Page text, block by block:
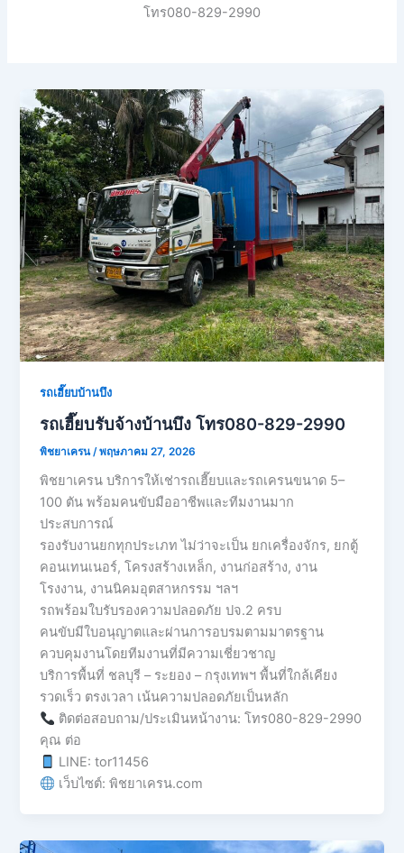
โทร080-829-2990
รถเฮี๊ยบบ้านบึง
รถเฮี๊ยบรับจ้างบ้านบึง โทร080-829-2990
พิชยาเครน /พฤษภาคม 27, 2026
พิชยาเครน บริการให้เช่ารถเฮี๊ยบและรถเครนขนาด 5–
100 ตัน พร้อมคนขับมืออาชีพและทีมงานมาก
ประสบการณ์
รองรับงานยกทุกประเภท ไม่ว่าจะเป็น ยกเครื่องจักร, ยกตู้
คอนเทนเนอร์, โครงสร้างเหล็ก, งานก่อสร้าง, งาน
โรงงาน, งานนิคมอุตสาหกรรม ฯลฯ
รถพร้อมใบรับรองความปลอดภัย ปจ.2 ครบ
คนขับมีใบอนุญาตและผ่านการอบรมตามมาตรฐาน
ควบคุมงานโดยทีมงานที่มีความเชี่ยวชาญ
บริการพื้นที่ ชลบุรี – ระยอง – กรุงเทพฯ พื้นที่ใกล้เคียง
รวดเร็ว ตรงเวลา เน้นความปลอดภัยเป็นหลัก
ติดต่อสอบถาม/ประเมินหน้างาน: โทร080-829-2990
คุณ ต่อ
LINE: tor11456
เว็บไซต์: พิชยาเครน.com